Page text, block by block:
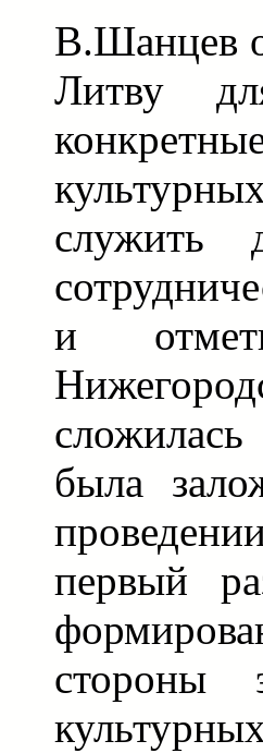
В.Шанцев
Литву
служить
и
была
первый
стороны